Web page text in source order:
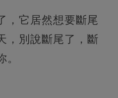
，它居然想要斷尾
，別說斷尾了，斷